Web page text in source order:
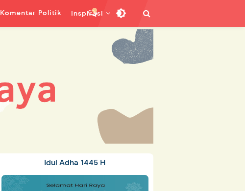
Komentar Politik Inspirasi
Idul Adha 1445 H